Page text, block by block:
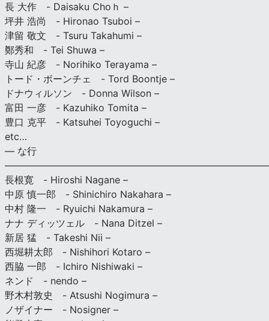
長 大作 - Daisaku Choｈ –
坪井 浩尚 - Hironao Tsuboi –
津留 敬文 - Tsuru Takahumi –
鄭秀和 - Tei Shuwa –
寺山 紀彦 - Norihiko Terayama –
トード・ボーンチェ - Tord Boontje –
ドナウィルソン - Donna Wilson –
富田 一彦 - Kazuhiko Tomita –
豊口 克平 - Katsuhei Toyoguchi –
etc…
— な行
長根寛 - Hiroshi Nagane –
中原 慎一郎 - Shinichiro Nakahara –
中村 隆一 - Ryuichi Nakamura –
ナナ ディッツェル - Nana Ditzel –
新居 猛 - Takeshi Nii –
西堀耕太郎 - Nishihori Kotaro –
西脇 一郎 - Ichiro Nishiwaki –
ネンド - nendo –
野木村敦史 - Atsushi Nogimura –
ノザイナー - Nosigner –